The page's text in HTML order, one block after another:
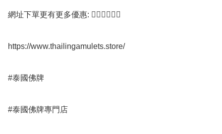
網址下單更有更多優惠: 👇🏻👇🏻👇🏻
https://www.thailingamulets.store/
#泰國佛牌
#泰國佛牌專門店